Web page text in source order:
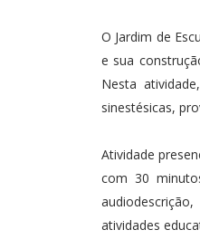
O Jardim de
e sua
Nesta
sinestésicas,
Atividade
com 30
atividades